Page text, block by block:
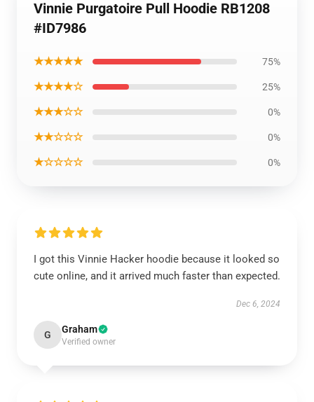
Vinnie Purgatoire Pull Hoodie RB1208
#ID7986
★★★★★ 75%
★★★★☆ 25%
★★★☆☆ 0%
★★☆☆☆ 0%
★☆☆☆☆ 0%
I got this Vinnie Hacker hoodie because it looked so
cute online, and it arrived much faster than expected.
Dec 6, 2024
G Graham
Verified owner